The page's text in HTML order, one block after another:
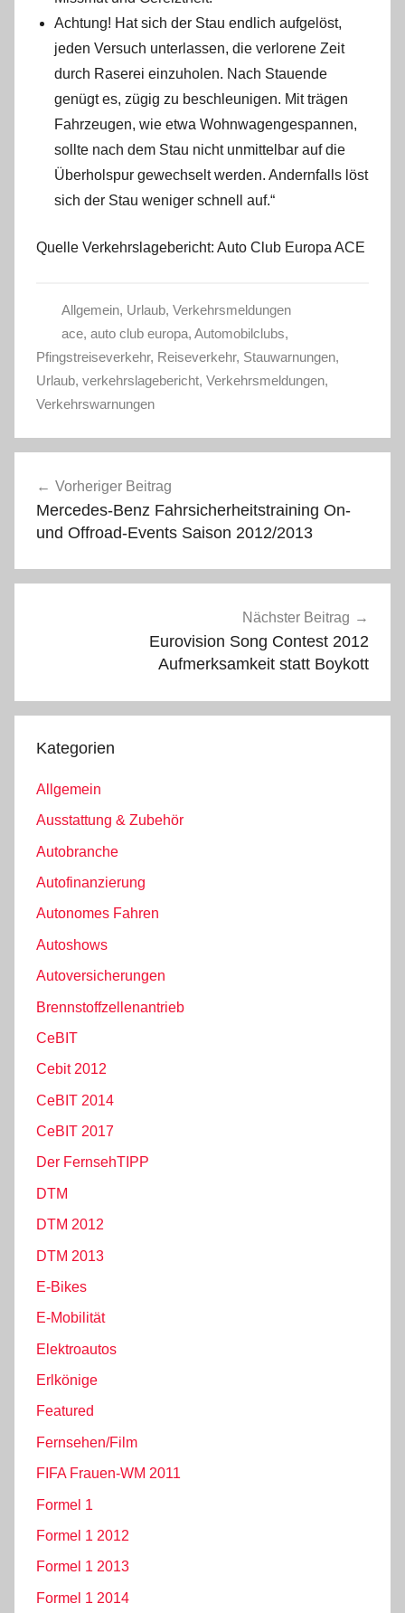
Achtung! Hat sich der Stau endlich aufgelöst,
jeden Versuch unterlassen, die verlorene Zeit
durch Raserei einzuholen. Nach Stauende
genügt es, zügig zu beschleunigen. Mit trägen
Fahrzeugen, wie etwa Wohnwagengespannen,
sollte nach dem Stau nicht unmittelbar auf die
Überholspur gewechselt werden. Andernfalls löst
sich der Stau weniger schnell auf.“
Quelle Verkehrslagebericht: Auto Club Europa ACE
Allgemein, Urlaub, Verkehrsmeldungen
ace, auto club europa, Automobilclubs,
Pfingstreiseverkehr, Reiseverkehr, Stauwarnungen,
Urlaub, verkehrslagebericht, Verkehrsmeldungen,
Verkehrswarnungen
Vorheriger Beitrag
Mercedes-Benz Fahrsicherheitstraining On-
und Offroad-Events Saison 2012/2013
Nächster Beitrag
Eurovision Song Contest 2012
Aufmerksamkeit statt Boykott
Kategorien
Allgemein
Ausstattung & Zubehör
Autobranche
Autofinanzierung
Autonomes Fahren
Autoshows
Autoversicherungen
Brennstoffzellenantrieb
CeBIT
Cebit 2012
CeBIT 2014
CeBIT 2017
Der FernsehTIPP
DTM
DTM 2012
DTM 2013
E-Bikes
E-Mobilität
Elektroautos
Erlkönige
Featured
Fernsehen/Film
FIFA Frauen-WM 2011
Formel 1
Formel 1 2012
Formel 1 2013
Formel 1 2014